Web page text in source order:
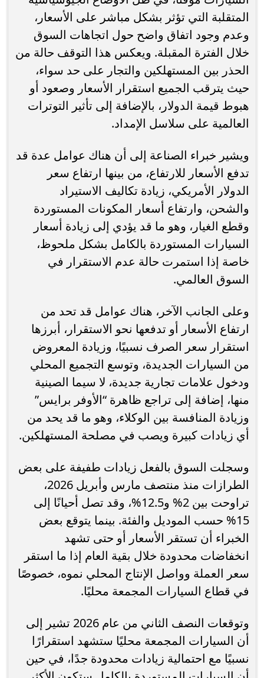
المتقلبة التي تؤثر بشكل مباشر على الأسعار،
وعدم وجود اتفاق واضح حول اتجاهات السوق
خلال الفترة المقبلة. ويعكس هذا التوقف حالة من
الحذر بين المستهلكين والتجار على حد سواء،
حيث يترقب الجميع استقرار الأسعار وصعود أو
هبوط قيمة الدولار، بالإضافة إلى تأثير التوترات
العالمية على سلاسل الإمداد.
ويشير خبراء الصناعة إلى أن هناك عوامل عدة قد
تدفع الأسعار للارتفاع، من بينها ارتفاع سعر
الدولار الأمريكي، زيادة تكاليف الاستيراد
والشحن، وارتفاع أسعار المكونات المستوردة
وقطع الغيار، وهو ما قد يؤدي إلى زيادة أسعار
السيارات المستوردة بالكامل بشكل ملحوظ،
خاصة إذا استمرت حالة عدم الاستقرار في
السوق العالمي.
وعلى الجانب الآخر، هناك عوامل قد تحد من
ارتفاع الأسعار أو تدفعها نحو الاستقرار، أبرزها
استقرار سعر الصرف نسبيًا، وزيادة المعروض
من السيارات الجديدة، وتوسع التجميع المحلي
ودخول علامات تجارية جديدة، لا سيما الصينية
منها، إضافة إلى تراجع ظاهرة “الأوفر برايس”
وزيادة المنافسة بين الوكلاء، وهو ما قد يحد من
أي زيادات كبيرة ويصب في مصلحة المستهلكين.
وسجلت السوق بالفعل زيادات طفيفة على بعض
الطرازات منذ منتصف مارس وأبريل 2026،
تراوحت بين 2% و12.5%، وقد تصل أحيانًا إلى
15% حسب الموديل والفئة. بينما يتوقع بعض
الخبراء أن تستقر الأسعار أو حتى تشهد
انخفاضات محدودة خلال بقية العام إذا ما استقر
سعر العملة وواصل الإنتاج المحلي نموه، خصوصًا
في قطاع السيارات المجمعة محليًا.
وتوقعات النصف الثاني من عام 2026 تشير إلى
أن السيارات المجمعة محليًا ستشهد استقرارًا
نسبيًا مع احتمالية زيادات محدودة جدًا، في حين